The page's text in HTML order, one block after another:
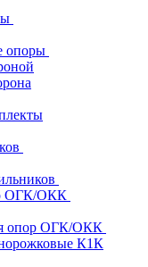
опоры
ОГК/ОКК
опор ОГК/ОКК
К1К